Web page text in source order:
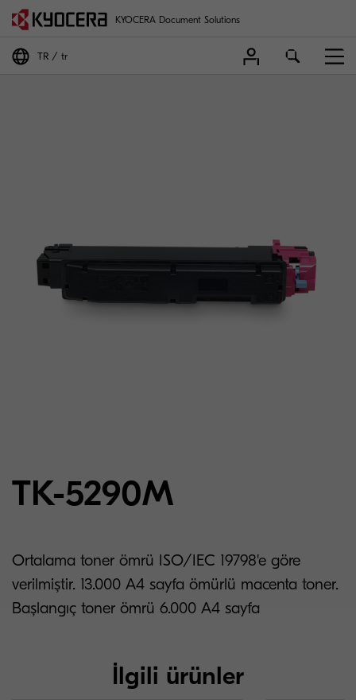
KYOCERA Document Solutions
TR tr
TK-5290M
Ortalama toner ömrü ISO/IEC 19798'e göre
verilmiştir. 13.000 A4 sayfa ömürlü macenta toner.
Başlangıç toner ömrü 6.000 A4 sayfa
İlgili ürünler